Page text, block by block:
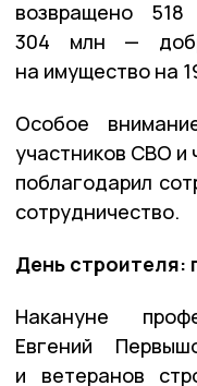
возвращено
304 млн —
на имущество на
Особое
участников СВО и
поблагодарил
сотрудничество.
День строителя:
Накануне
Евгений
и ветеранов